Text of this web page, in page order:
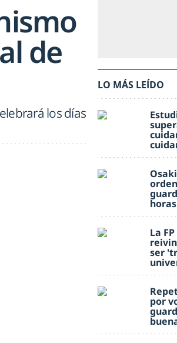
de
los días
LO MÁS LEÍDO
horas
La
ser
por